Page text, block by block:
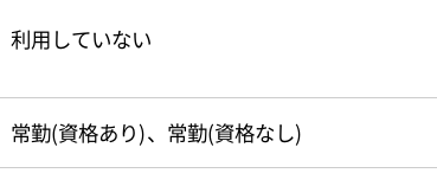
利用していない
常勤(資格あり) 常勤(資格なし)